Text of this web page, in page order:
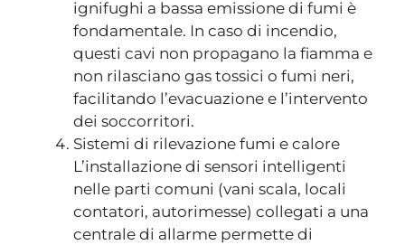
ignifughi a bassa emissione di fumi è
fondamentale. In caso di incendio,
questi cavi non propagano la fiamma e
non rilasciano gas tossici o fumi neri,
facilitando l’evacuazione e l’intervento
dei soccorritori.
Sistemi di rilevazione fumi e calore
L’installazione di sensori intelligenti
nelle parti comuni (vani scala, locali
contatori, autorimesse) collegati a una
centrale di allarme permette di